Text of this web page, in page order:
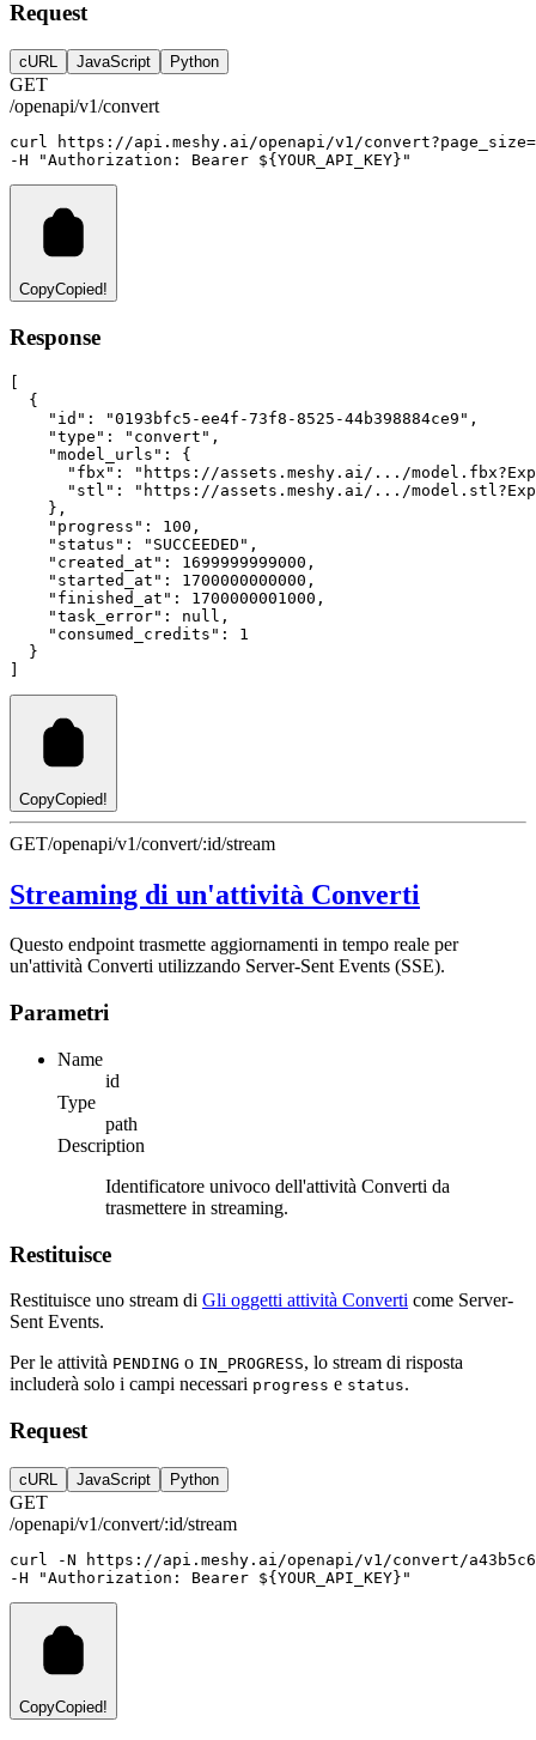
Request
cURL JavaScript Python
GET
/openapi/v1/convert
curl
https://api.meshy.ai/openapi/v1/convert?page_size=
-H
"Authorization: Bearer ${YOUR_API_KEY}"
CopyCopied!
Response
[
  {
"id" : "0193bfc5-ee4f-73f8-8525-44b398884ce9" ,
"type" : "convert" ,
"model_urls" :
{
"fbx" :
"https://assets.meshy.ai/.../
"stl" :
"https://assets.meshy.ai/.../
    }
,
"progress" : 100 ,
"status" : "SUCCEEDED" ,
"created_at" : 1699999999000 ,
"started_at" : 1700000000000 ,
"finished_at" : 1700000001000 ,
"task_error" : null ,
"consumed_credits" :
1
  }
]
CopyCopied!
GET/openapi/v1/convert/:id/stream
Streaming di un'attività Converti
Questo endpoint trasmette aggiornamenti in tempo reale per
un'attività Converti utilizzando Server-Sent Events (SSE).
Parametri
Name
id
Type
path
Description
Identificatore univoco dell'attività Converti da
trasmettere in streaming.
Restituisce
Restituisce uno stream di Gli oggetti attività Converti come Server-
Sent Events.
Per le attività PENDING o IN_PROGRESS, lo stream di risposta
includerà solo i campi necessari progress e status.
Request
cURL JavaScript Python
GET
/openapi/v1/convert/:id/stream
curl -N
https://api.meshy.ai/openapi/v1/convert/
-H
"Authorization: Bearer ${YOUR_API_KEY}"
CopyCopied!